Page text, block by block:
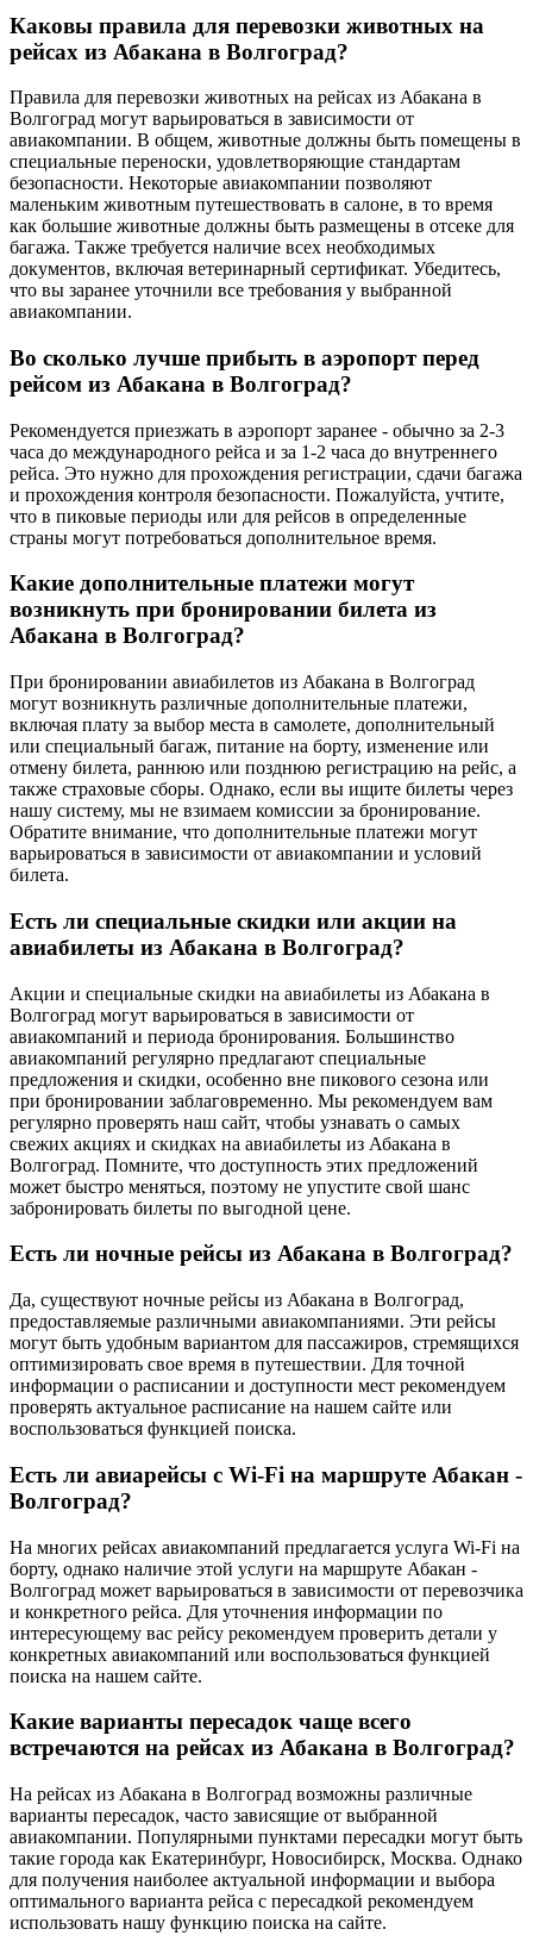
Каковы правила для перевозки животных на
рейсах из Абакана в Волгоград?
Правила для перевозки животных на рейсах из Абакана в
Волгоград могут варьироваться в зависимости от
авиакомпании. В общем, животные должны быть помещены в
специальные переноски, удовлетворяющие стандартам
безопасности. Некоторые авиакомпании позволяют
маленьким животным путешествовать в салоне, в то время
как большие животные должны быть размещены в отсеке для
багажа. Также требуется наличие всех необходимых
документов, включая ветеринарный сертификат. Убедитесь,
что вы заранее уточнили все требования у выбранной
авиакомпании.
Во сколько лучше прибыть в аэропорт перед
рейсом из Абакана в Волгоград?
Рекомендуется приезжать в аэропорт заранее - обычно за 2-3
часа до международного рейса и за 1-2 часа до внутреннего
рейса. Это нужно для прохождения регистрации, сдачи багажа
и прохождения контроля безопасности. Пожалуйста, учтите,
что в пиковые периоды или для рейсов в определенные
страны могут потребоваться дополнительное время.
Какие дополнительные платежи могут
возникнуть при бронировании билета из
Абакана в Волгоград?
При бронировании авиабилетов из Абакана в Волгоград
могут возникнуть различные дополнительные платежи,
включая плату за выбор места в самолете, дополнительный
или специальный багаж, питание на борту, изменение или
отмену билета, раннюю или позднюю регистрацию на рейс, а
также страховые сборы. Однако, если вы ищите билеты через
нашу систему, мы не взимаем комиссии за бронирование.
Обратите внимание, что дополнительные платежи могут
варьироваться в зависимости от авиакомпании и условий
билета.
Есть ли специальные скидки или акции на
авиабилеты из Абакана в Волгоград?
Акции и специальные скидки на авиабилеты из Абакана в
Волгоград могут варьироваться в зависимости от
авиакомпаний и периода бронирования. Большинство
авиакомпаний регулярно предлагают специальные
предложения и скидки, особенно вне пикового сезона или
при бронировании заблаговременно. Мы рекомендуем вам
регулярно проверять наш сайт, чтобы узнавать о самых
свежих акциях и скидках на авиабилеты из Абакана в
Волгоград. Помните, что доступность этих предложений
может быстро меняться, поэтому не упустите свой шанс
забронировать билеты по выгодной цене.
Есть ли ночные рейсы из Абакана в Волгоград?
Да, существуют ночные рейсы из Абакана в Волгоград,
предоставляемые различными авиакомпаниями. Эти рейсы
могут быть удобным вариантом для пассажиров, стремящихся
оптимизировать свое время в путешествии. Для точной
информации о расписании и доступности мест рекомендуем
проверять актуальное расписание на нашем сайте или
воспользоваться функцией поиска.
Есть ли авиарейсы с Wi-Fi на маршруте Абакан -
Волгоград?
На многих рейсах авиакомпаний предлагается услуга Wi-Fi на
борту, однако наличие этой услуги на маршруте Абакан -
Волгоград может варьироваться в зависимости от перевозчика
и конкретного рейса. Для уточнения информации по
интересующему вас рейсу рекомендуем проверить детали у
конкретных авиакомпаний или воспользоваться функцией
поиска на нашем сайте.
Какие варианты пересадок чаще всего
встречаются на рейсах из Абакана в Волгоград?
На рейсах из Абакана в Волгоград возможны различные
варианты пересадок, часто зависящие от выбранной
авиакомпании. Популярными пунктами пересадки могут быть
такие города как Екатеринбург, Новосибирск, Москва. Однако
для получения наиболее актуальной информации и выбора
оптимального варианта рейса с пересадкой рекомендуем
использовать нашу функцию поиска на сайте.